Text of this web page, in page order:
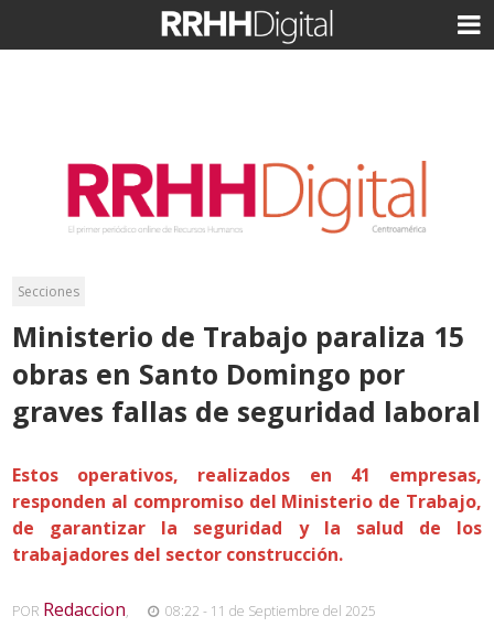
Secciones
Ministerio de Trabajo paraliza 15
obras en Santo Domingo por
graves fallas de seguridad laboral
Estos operativos, realizados en 41 empresas,
responden al compromiso del Ministerio de Trabajo,
de garantizar la seguridad y la salud de los
trabajadores del sector construcción.
POR Redaccion, 08:22 - 11 de Septiembre del 2025